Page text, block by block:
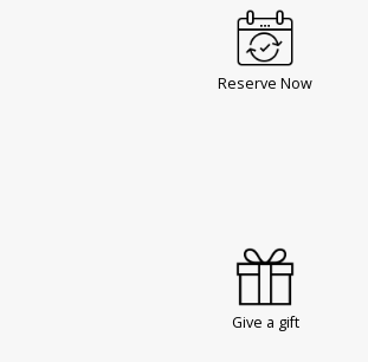
Reserve Now
Give a gift